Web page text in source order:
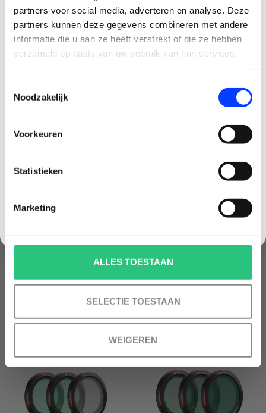
partners voor social media, adverteren en analyse. Deze
partners kunnen deze gegevens combineren met andere
informatie die u aan ze heeft verstrekt of die ze hebben
verzameld op basis van uw gebruik van hun services.
Noodzakelijk
Voorkeuren
Statistieken
Marketing
ALLES TOESTAAN
SELECTIE TOESTAAN
WEIGEREN
KOFFER
€59,99
MORE COMBO INCL.
GOGGLES N3 & RC MOTION
3
€579,99€563,99
DJI NEO 2 - DJI CARE
DJI NEO 2 PRO - DJI CARE
CLAIM KORTING OP JE EERSTE
BESTELLING!